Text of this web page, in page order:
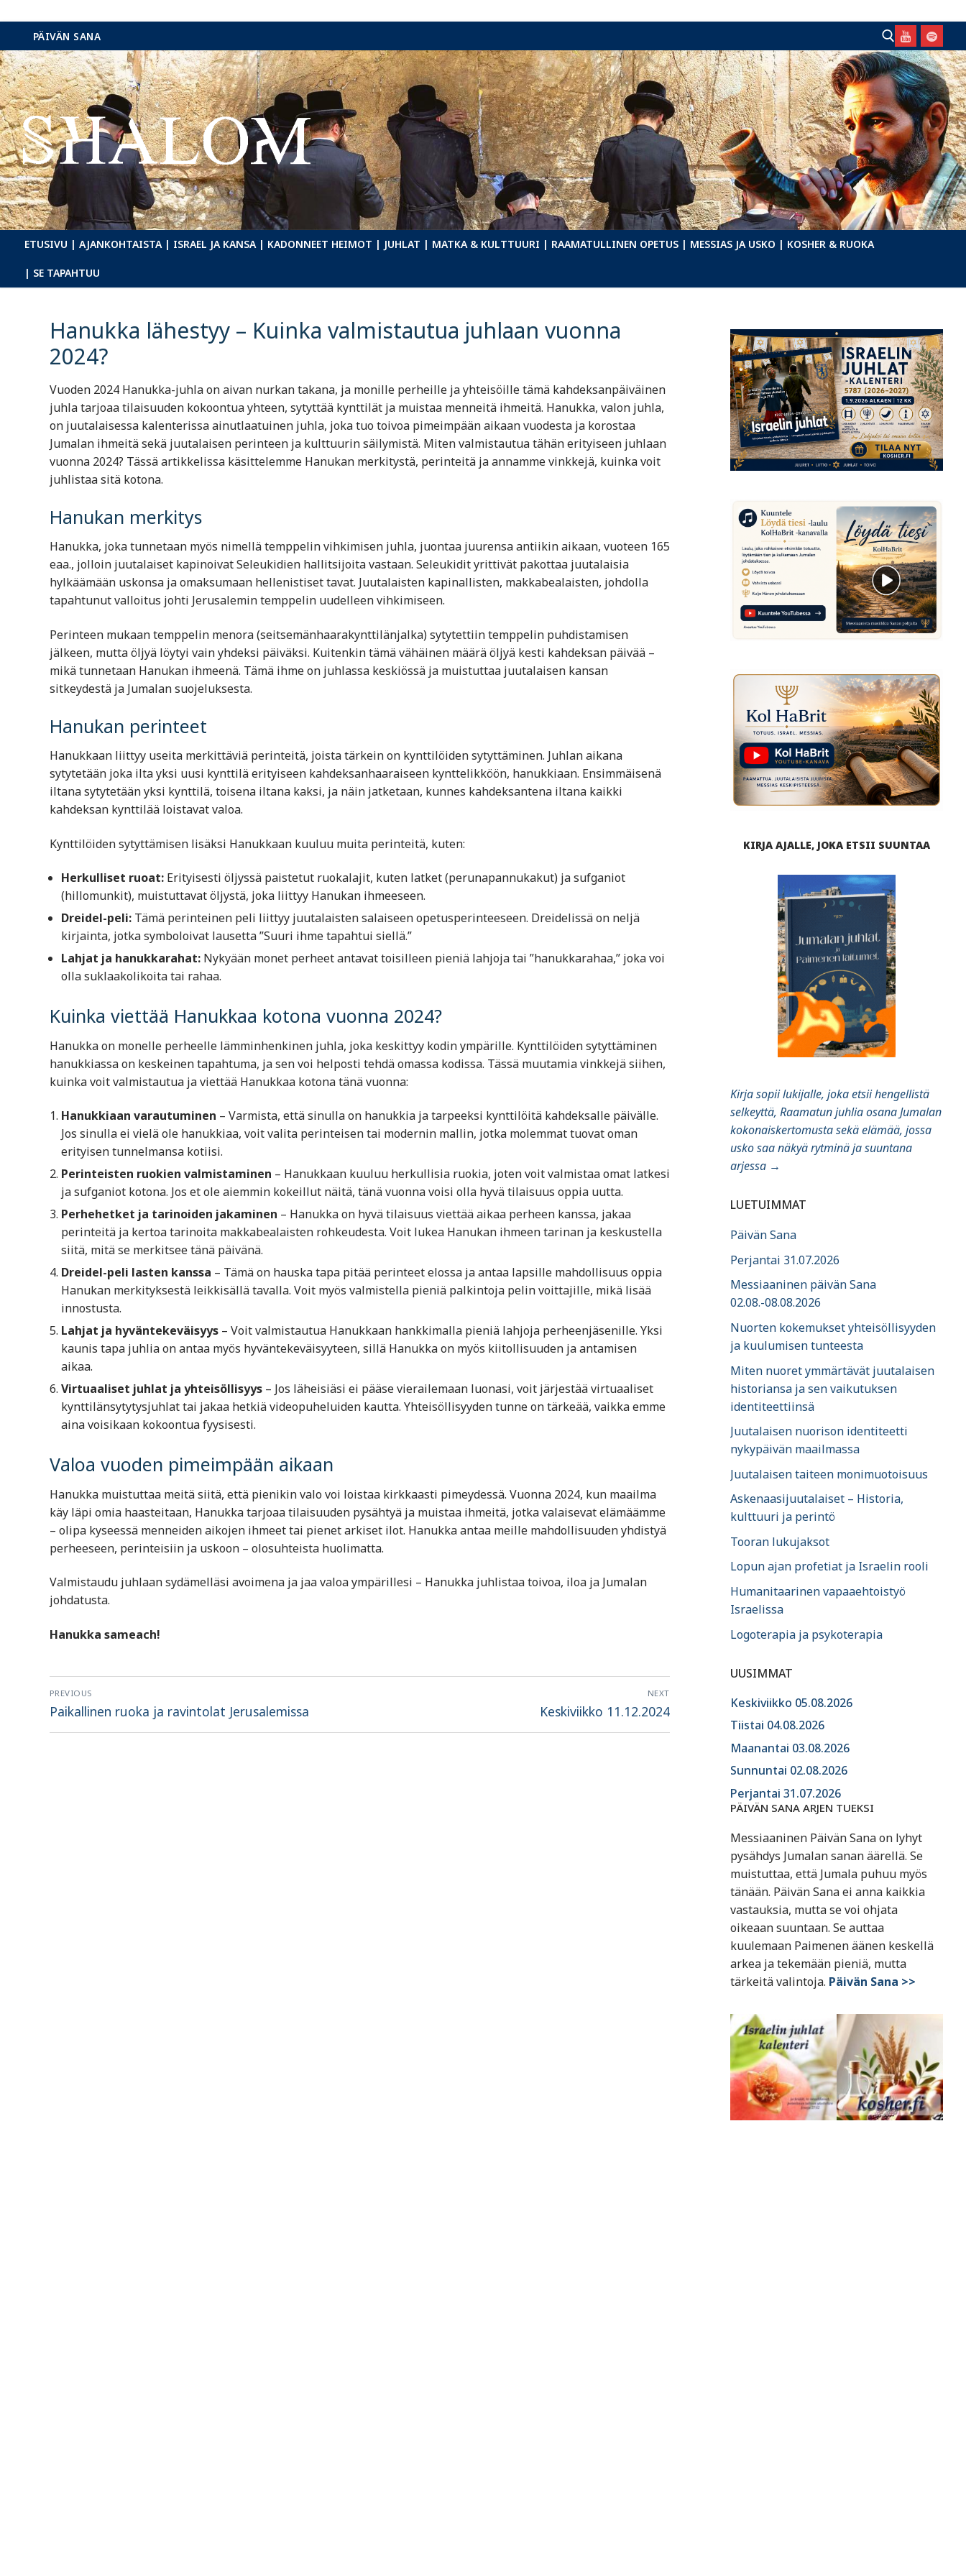
Hyppää
sisältöön
PÄIVÄN SANA
Hae:
ETUSIVU | AJANKOHTAISTA | ISRAEL JA KANSA | KADONNEET HEIMOT | JUHLAT | MATKA & KULTTUURI | RAAMATULLINEN OPETUS | MESSIAS JA USKO | KOSHER & RUOKA
| SE TAPAHTUU
Hanukka lähestyy – Kuinka valmistautua juhlaan vuonna
2024?
Vuoden 2024 Hanukka-juhla on aivan nurkan takana, ja monille perheille ja yhteisöille tämä kahdeksanpäiväinen
juhla tarjoaa tilaisuuden kokoontua yhteen, sytyttää kynttilät ja muistaa menneitä ihmeitä. Hanukka, valon juhla,
on juutalaisessa kalenterissa ainutlaatuinen juhla, joka tuo toivoa pimeimpään aikaan vuodesta ja korostaa
Jumalan ihmeitä sekä juutalaisen perinteen ja kulttuurin säilymistä. Miten valmistautua tähän erityiseen juhlaan
vuonna 2024? Tässä artikkelissa käsittelemme Hanukan merkitystä, perinteitä ja annamme vinkkejä, kuinka voit
juhlistaa sitä kotona.
Hanukan merkitys
Hanukka, joka tunnetaan myös nimellä temppelin vihkimisen juhla, juontaa juurensa antiikin aikaan, vuoteen 165
eaa., jolloin juutalaiset kapinoivat Seleukidien hallitsijoita vastaan. Seleukidit yrittivät pakottaa juutalaisia
hylkäämään uskonsa ja omaksumaan hellenistiset tavat. Juutalaisten kapinallisten, makkabealaisten, johdolla
tapahtunut valloitus johti Jerusalemin temppelin uudelleen vihkimiseen.
Perinteen mukaan temppelin menora (seitsemänhaarakynttilänjalka) sytytettiin temppelin puhdistamisen
jälkeen, mutta öljyä löytyi vain yhdeksi päiväksi. Kuitenkin tämä vähäinen määrä öljyä kesti kahdeksan päivää –
mikä tunnetaan Hanukan ihmeenä. Tämä ihme on juhlassa keskiössä ja muistuttaa juutalaisen kansan
sitkeydestä ja Jumalan suojeluksesta.
Hanukan perinteet
Hanukkaan liittyy useita merkittäviä perinteitä, joista tärkein on kynttilöiden sytyttäminen. Juhlan aikana
sytytetään joka ilta yksi uusi kynttilä erityiseen kahdeksanhaaraiseen kynttelikköön, hanukkiaan. Ensimmäisenä
iltana sytytetään yksi kynttilä, toisena iltana kaksi, ja näin jatketaan, kunnes kahdeksantena iltana kaikki
kahdeksan kynttilää loistavat valoa.
Kynttilöiden sytyttämisen lisäksi Hanukkaan kuuluu muita perinteitä, kuten:
Herkulliset ruoat:Erityisesti öljyssä paistetut ruokalajit, kuten latket (perunapannukakut) ja sufganiot
(hillomunkit), muistuttavat öljystä, joka liittyy Hanukan ihmeeseen.
Dreidel-peli:Tämä perinteinen peli liittyy juutalaisten salaiseen opetusperinteeseen. Dreidelissä on neljä
kirjainta, jotka symboloivat lausetta ”Suuri ihme tapahtui siellä.”
Lahjat ja hanukkarahat:Nykyään monet perheet antavat toisilleen pieniä lahjoja tai ”hanukkarahaa,” joka voi
olla suklaakolikoita tai rahaa.
Kuinka viettää Hanukkaa kotona vuonna 2024?
Hanukka on monelle perheelle lämminhenkinen juhla, joka keskittyy kodin ympärille. Kynttilöiden sytyttäminen
hanukkiassa on keskeinen tapahtuma, ja sen voi helposti tehdä omassa kodissa. Tässä muutamia vinkkejä siihen,
kuinka voit valmistautua ja viettää Hanukkaa kotona tänä vuonna:
Hanukkiaan varautuminen – Varmista, että sinulla on hanukkia ja tarpeeksi kynttilöitä kahdeksalle päivälle.
Jos sinulla ei vielä ole hanukkiaa, voit valita perinteisen tai modernin mallin, jotka molemmat tuovat oman
erityisen tunnelmansa kotiisi.
Perinteisten ruokien valmistaminen – Hanukkaan kuuluu herkullisia ruokia, joten voit valmistaa omat latkesi
ja sufganiot kotona. Jos et ole aiemmin kokeillut näitä, tänä vuonna voisi olla hyvä tilaisuus oppia uutta.
Perhehetket ja tarinoiden jakaminen – Hanukka on hyvä tilaisuus viettää aikaa perheen kanssa, jakaa
perinteitä ja kertoa tarinoita makkabealaisten rohkeudesta. Voit lukea Hanukan ihmeen tarinan ja keskustella
siitä, mitä se merkitsee tänä päivänä.
Dreidel-peli lasten kanssa – Tämä on hauska tapa pitää perinteet elossa ja antaa lapsille mahdollisuus oppia
Hanukan merkityksestä leikkisällä tavalla. Voit myös valmistella pieniä palkintoja pelin voittajille, mikä lisää
innostusta.
Lahjat ja hyväntekeväisyys– Voit valmistautua Hanukkaan hankkimalla pieniä lahjoja perheenjäsenille. Yksi
kaunis tapa juhlia on antaa myös hyväntekeväisyyteen, sillä Hanukka on myös kiitollisuuden ja antamisen
aikaa.
Virtuaaliset juhlat ja yhteisöllisyys– Jos läheisiäsi ei pääse vierailemaan luonasi, voit järjestää virtuaaliset
kynttilänsytytysjuhlat tai jakaa hetkiä videopuheluiden kautta. Yhteisöllisyyden tunne on tärkeää, vaikka emme
aina voisikaan kokoontua fyysisesti.
Valoa vuoden pimeimpään aikaan
Hanukka muistuttaa meitä siitä, että pienikin valo voi loistaa kirkkaasti pimeydessä. Vuonna 2024, kun maailma
käy läpi omia haasteitaan, Hanukka tarjoaa tilaisuuden pysähtyä ja muistaa ihmeitä, jotka valaisevat elämäämme
– olipa kyseessä menneiden aikojen ihmeet tai pienet arkiset ilot. Hanukka antaa meille mahdollisuuden yhdistyä
perheeseen, perinteisiin ja uskoon – olosuhteista huolimatta.
Valmistaudu juhlaan sydämelläsi avoimena ja jaa valoa ympärillesi – Hanukka juhlistaa toivoa, iloa ja Jumalan
johdatusta.
Hanukka sameach!
Artikkelien
selaus
PREVIOUS
Previous
Paikallinen ruoka ja ravintolat Jerusalemissa
NEXT
Next
Keskiviikko 11.12.2024
KIRJA AJALLE, JOKA ETSII SUUNTAA
Kirja sopii lukijalle, joka etsii hengellistä
selkeyttä, Raamatun juhlia osana Jumalan
kokonaiskertomusta sekä elämää, jossa
usko saa näkyä rytminä ja suuntana
arjessa →
LUETUIMMAT
Päivän Sana
Perjantai 31.07.2026
Messiaaninen päivän Sana
02.08.-08.08.2026
Nuorten kokemukset yhteisöllisyyden
ja kuulumisen tunteesta
Miten nuoret ymmärtävät juutalaisen
historiansa ja sen vaikutuksen
identiteettiinsä
Juutalaisen nuorison identiteetti
nykypäivän maailmassa
Juutalaisen taiteen monimuotoisuus
Askenaasijuutalaiset – Historia,
kulttuuri ja perintö
Tooran lukujaksot
Lopun ajan profetiat ja Israelin rooli
Humanitaarinen vapaaehtoistyö
Israelissa
Logoterapia ja psykoterapia
UUSIMMAT
Keskiviikko 05.08.2026
Tiistai 04.08.2026
Maanantai 03.08.2026
Sunnuntai 02.08.2026
Perjantai 31.07.2026
PÄIVÄN SANA ARJEN TUEKSI
Messiaaninen Päivän Sana on lyhyt
pysähdys Jumalan sanan äärellä. Se
muistuttaa, että Jumala puhuu myös
tänään. Päivän Sana ei anna kaikkia
vastauksia, mutta se voi ohjata
oikeaan suuntaan. Se auttaa
kuulemaan Paimenen äänen keskellä
arkea ja tekemään pieniä, mutta
tärkeitä valintoja. Päivän Sana >>